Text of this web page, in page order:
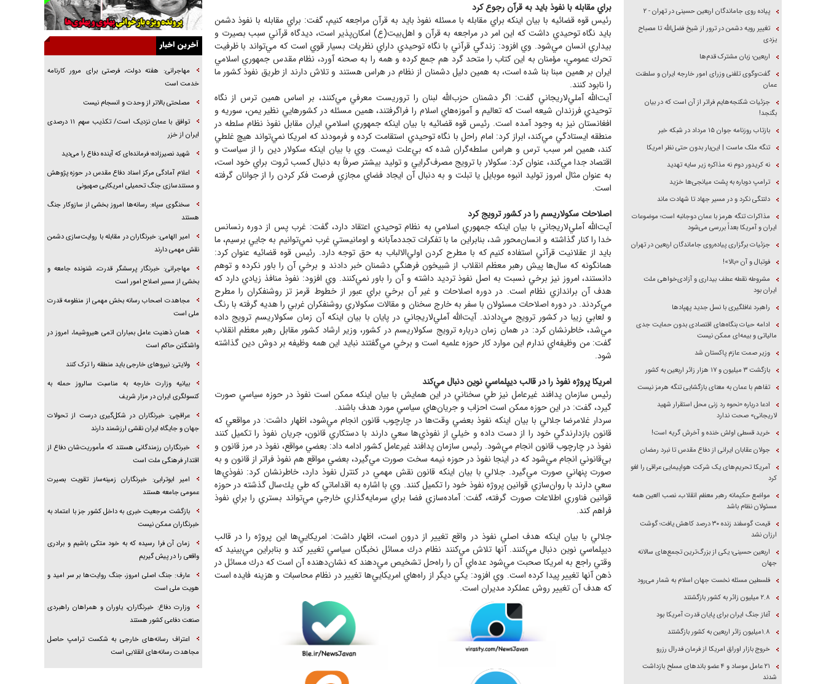
براي مقابله با نفوذ بايد به قرآن رجوع كرد
رئيس قوه قضائيه با بيان اينكه براي مقابله با مسئله نفوذ بايد به قرآن مراجعه كنيم، گفت: براي مقابله با نفوذ دشمن
بايد نگاه توحيدي داشت كه اين امر در مراجعه به قرآن و اهل‌بيت(ع) امكان‌پذير است، ديدگاه قرآني سبب بصيرت و
بيداري انسان مي‌شود. وي افزود: زندگي قرآني با نگاه توحيدي داراي نظريات بسيار قوي است كه مي‌تواند با ظرفيت
تحرك عمومي، مؤمنان به اين كتاب را متحد گرد هم جمع كرده و همه را به صحنه آورد، نظام مقدس جمهوري اسلامي
ايران بر همين مبنا بنا شده است، به همين دليل دشمنان از نظام در هراس هستند و تلاش دارند از طريق نفوذ كشور ما
را نابود كنند.
آيت‌الله آملي‌لاريجاني گفت: اگر دشمنان حزب‌الله لبنان را تروريست معرفي مي‌كنند، بر اساس همين ترس از نگاه
توحيدي فرزندان شيعه است كه تعاليم و آموزه‌هاي اسلام را فراگرفتند، همين مسئله در كشورهايي نظير يمن، سوريه و
افغانستان نيز به وجود آمده است. رئيس قوه قضائيه با بيان اينكه جمهوري اسلامي ايران مقابل نفوذ نظام سلطه در
منطقه ايستادگي مي‌كند، ابراز كرد: امام راحل با نگاه توحيدي استقامت كرده و فرمودند كه امريكا نمي‌تواند هيچ غلطي
كند، همين امر سبب ترس و هراس سلطه‌گران شده كه بي‌علت نيست. وي با بيان اينكه سكولار دين را از سياست و
اقتصاد جدا مي‌كند، عنوان كرد: سكولار با ترويج مصرف‌گرايي و توليد بيشتر صرفاً به دنبال كسب ثروت براي خود است،
به عنوان مثال امروز توليد انبوه موبايل يا تبلت و به دنبال آن ايجاد فضاي مجازي فرصت فكر كردن را از جوانان گرفته
است.
اصلاحات سكولاريسم را در كشور ترويج كرد
آيت‌الله آملي‌لاريجاني با بيان اينكه جمهوري اسلامي به نظام توحيدي اعتقاد دارد، گفت: غرب پس از دوره رنسانس
خدا را كنار گذاشته و انسان‌محور شد، بنابراين ما با تفكرات تجددمآبانه و اومانيستي غرب نمي‌توانيم به جايي برسيم، ما
بايد از عقلانيت قرآني استفاده كنيم كه با مطرح كردن اولي‌الالباب به حق توجه دارد. رئيس قوه قضائيه عنوان كرد:
همانگونه كه سال‌ها پيش رهبر معظم انقلاب از شبيخون فرهنگي دشمنان خبر دادند و برخي آن را باور نكرده و توهم
دانستند، امروز نيز برخي نسبت به اصل نفوذ ترديد داشته و آن را باور نمي‌كنند. وي افزود: نفوذ منافذ زيادي دارد كه
هدف آن براندازي نظام است. در دوره اصلاحات و غير آن برخي براي عبور از خطوط قرمز تز روشنفكران را مطرح
مي‌كردند. در دوره اصلاحات مسئولان با سفر به خارج سخنان و مقالات سكولاري روشنفكران غربي را هديه گرفته با رنگ
و لعابي زيبا در كشور ترويج مي‌دادند. آيت‌الله آملي‌لاريجاني در پايان با بيان اينكه آن زمان سكولاريسم ترويج داده
مي‌شد، خاطرنشان كرد: در همان زمان درباره ترويج سكولاريسم در كشور، وزير ارشاد كشور مقابل رهبر معظم انقلاب
گفت: من وظيفه‌اي ندارم اين موارد كار حوزه علميه است و برخي مي‌گفتند نبايد اين همه وظيفه بر دوش دين گذاشته
شود.
امريكا پروژه نفوذ را در قالب ديپلماسي نوين دنبال مي‌كند
رئيس سازمان پدافند غيرعامل نيز طي سخناني در اين همايش با بيان اينكه ممكن است نفوذ در حوزه سياسي صورت
گيرد، گفت: در اين حوزه ممكن است احزاب و جريان‌هاي سياسي مورد هدف باشند.
سردار غلامرضا جلالي با بيان اينكه نفوذ بعضي وقت‌ها در چارچوب قانون انجام مي‌شود، اظهار داشت: در مواقعي كه
قانون بازدارندگي خود را از دست داده و خيلي از نفوذي‌ها سعي دارند با دستكاري قانون، جريان نفوذ را تكميل كنند
نفوذ در چارچوب قانون انجام مي‌شود. رئيس سازمان پدافند غيرعامل كشور ادامه داد: بعضي مواقع، نفوذ در مرز قانون و
بي‌قانوني انجام مي‌شود كه در اينجا نفوذ در حوزه نيمه سخت صورت مي‌گيرد، بعضي مواقع هم نفوذ فراتر از قانون و به
صورت پنهاني صورت مي‌گيرد. جلالي با بيان اينكه قانون نقش مهمي در كنترل نفوذ دارد، خاطرنشان كرد: نفوذي‌ها
سعي دارند با روان‌سازي قوانين پروژه نفوذ خود را تكميل كنند. وي با اشاره به اقداماتي كه طي يك‌سال گذشته در حوزه
قوانين فناوري اطلاعات صورت گرفته، گفت: آماده‌سازي فضا براي سرمايه‌گذاري خارجي مي‌تواند بستري را براي نفوذ
فراهم كند. ‌
جلالي با بيان اينكه هدف اصلي نفوذ در واقع تغيير از درون است، اظهار داشت: امريكايي‌ها اين پروژه را در قالب
ديپلماسي نوين دنبال مي‌كنند. آنها تلاش مي‌كنند نظام درك مسائل نخبگان سياسي تغيير كند و بنابراين مي‌بينيد كه
وقتي راجع به امريكا صحبت مي‌شود عده‌اي آن را راه‌حل تشخيص مي‌دهند كه نشان‌دهنده آن است كه درك مسائل در
ذهن آنها تغيير پيدا كرده است. وي افزود: يكي ديگر از راه‌هاي امريكايي‌ها تغيير در نظام محاسبات و هزينه فايده است
كه هدف آن تغيير روش عملكرد مديران است.
پیاده روی جاماندگان اربعین حسینی در تهران - ۲
تغییر رویه دشمن در ترور از شیخ فضل‌الله تا مصباح
یزدی
اربعین؛ زبان مشترک قدم‌ها
گفت‌وگوی تلفنی وزرای امور خارجه ایران و سلطنت
عمان
جزئیات شکنجه‌هایم فراتر از آن است که در بیان
بگنجد!
بازتاب روزنامه جوان ۱۵ مرداد در شبکه خبر
تنگه ملک ماست | این‌بار بدون حتی نظر امریکا
نه کریدور دوم نه مذاکره زیر سایه تهدید
ترامپ دوباره به پشت میانجی‌ها خزید
دلتنگی نکرد و در مسیر جهاد تا شهادت ماند
مذاکرات تنگه هرمز با عمان دوجانبه است؛ موضوعات
ایران و آمریکا بعداً بررسی می‌شود
جزئیات برگزاری پیاده‌روی جاماندگان اربعین در تهران
فوتبال و آن «بالا»!
مشروطه نقطه عطف بیداری و آزادی‌خواهی ملت
ایران بود
راهبرد غافلگیری با نسل جدید پهپاد‌ها
ادامه حیات بنگاه‌های اقتصادی بدون حمایت جدی
مالیاتی و بیمه‌ای ممکن نیست
وزیر صمت عازم پاکستان شد
بازگشت ۳ میلیون و ۱۷ هزار زائر اربعین به کشور
تفاهم با عمان به معنای بازگشایی تنگه هرمز نیست
ادعا درباره «نحوه رد زنی محل استقرار شهید
لاریجانی» صحت ندارد
خرید قسطی اولش خنده و آخرش گریه است!
جولان عقابان ایرانی از دفاع مقدس تا نبرد رمضان
آمریکا تحریم‌های یک شرکت هواپیمایی عراقی را لغو
کرد
مواضع حکیمانه رهبر معظم انقلاب، نصب العین همه
مسئولان نظام باشد
قیمت گوسفند زنده ۳۰ درصد کاهش یافت؛ گوشت
ارزان نشد
اربعین حسینی؛ یکی از بزرگ‌ترین تجمع‌های سالانه
جهان
فلسطین مسئله نخست جهان اسلام به شمار می‌رود
۲.۸ میلیون زائر به کشور بازگشتند
آغاز جنگ ایران برای پایان قدرت آمریکا بود
۱.۸میلیون زائر اربعین به کشور بازگشتند
خروج بازار اوراق امریکا از فرمان فدرال رزرو
۲۱ عامل موساد و ۴ عضو باند‌های مسلح بازداشت
شدند
آیا مقاومت فلسطین خلع‌سلاح می‌شود؟
الگوی وحدت‌آفرین در ادراک سیاست خارجی
گفتگوی دکتر اخوان مدیرمسئول روزنامه جوان با
امام حسین (ع) کشته سیرت‌های عصر جاهلی شد
فریاد‌ها و ناله‌های دوستان مبارزدلم را آتش می‌زد
آخرین اخبار
مهاجرانی: هفته دولت، فرصتی برای مرور کارنامه
خدمت است
مصلحتی بالاتر از وحدت و انسجام نیست
توافق با عمان نزدیک است/ تکذیب سهم ۱۱ درصدی
ایران از خزر
شهید نصیرزاده؛ فرمانده‌ای که آینده دفاع را می‌دید
اعلام آمادگی مرکز اسناد دفاع مقدس در حوزه پژوهش
و مستندسازی جنگ تحمیلی امریکایی صهیونی
سخنگوی سپاه: رسانه‌ها امروز بخشی از سازوکار جنگ
هستند
امیر الهامی: خبرنگاران در مقابله با روایت‌سازی دشمن
نقش مهمی دارند
مهاجرانی: خبرنگار پرسشگر قدرت، شنونده جامعه و
بخشی از مسیر اصلاح امور است
مجاهدت اصحاب رسانه بخش مهمی از منظومه قدرت
ملی است
همان ذهنیت عامل بمباران اتمی هیروشیما، امروز در
واشنگتن حاکم است
ولایتی: نیروهای خارجی باید منطقه را ترک کنند
بیانیه وزارت خارجه به مناسبت سالروز حمله به
کنسولگری ایران در مزار شریف
عراقچی: خبرنگاران در شکل‌گیری درست از تحولات
جهان و جایگاه ایران نقشی ارزشمند دارند
خبرنگاران رزمندگانی هستند که مأموریت‌شان دفاع از
اقتدار فرهنگی ملت است
امیر ابوترابی: خبرنگاران زمینه‌ساز تقویت بصیرت
عمومی جامعه هستند
بازگشت مرجعیت خبری به داخل کشور جز با اعتماد به
خبرنگاران ممکن نیست
زمان آن فرا رسیده که به خود متکی باشیم و برادری
واقعی را در پیش گیریم
عارف: جنگ اصلی امروز، جنگ روایت‌ها بر سر امید و
هویت ملی است
وزارت دفاع: خبرنگاران، یاوران و همراهان راهبردی
صنعت دفاعی کشور هستند
اعتراف رسانه‌های خارجی به شکست ترامپ حاصل
مجاهدت رسانه‌های انقلابی است